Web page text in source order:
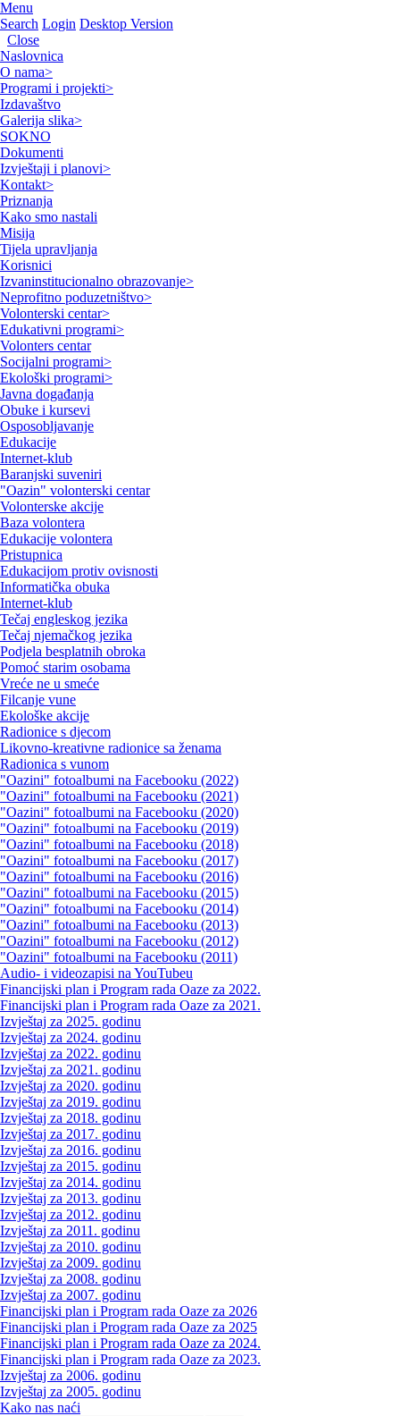
Menu
Search Login Desktop Version
Close
Naslovnica
O nama>
Programi i projekti>
Izdavaštvo
Galerija slika>
SOKNO
Dokumenti
Izvještaji i planovi>
Kontakt>
Priznanja
Kako smo nastali
Misija
Tijela upravljanja
Korisnici
Izvaninstitucionalno obrazovanje>
Neprofitno poduzetništvo>
Volonterski centar>
Edukativni programi>
Volonters centar
Socijalni programi>
Ekološki programi>
Javna događanja
Obuke i kursevi
Osposobljavanje
Edukacije
Internet-klub
Baranjski suveniri
"Oazin" volonterski centar
Volonterske akcije
Baza volontera
Edukacije volontera
Pristupnica
Edukacijom protiv ovisnosti
Informatička obuka
Internet-klub
Tečaj engleskog jezika
Tečaj njemačkog jezika
Podjela besplatnih obroka
Pomoć starim osobama
Vreće ne u smeće
Filcanje vune
Ekološke akcije
Radionice s djecom
Likovno-kreativne radionice sa ženama
Radionica s vunom
"Oazini" fotoalbumi na Facebooku (2022)
"Oazini" fotoalbumi na Facebooku (2021)
"Oazini" fotoalbumi na Facebooku (2020)
"Oazini" fotoalbumi na Facebooku (2019)
"Oazini" fotoalbumi na Facebooku (2018)
"Oazini" fotoalbumi na Facebooku (2017)
"Oazini" fotoalbumi na Facebooku (2016)
"Oazini" fotoalbumi na Facebooku (2015)
"Oazini" fotoalbumi na Facebooku (2014)
"Oazini" fotoalbumi na Facebooku (2013)
"Oazini" fotoalbumi na Facebooku (2012)
"Oazini" fotoalbumi na Facebooku (2011)
Audio- i videozapisi na YouTubeu
Financijski plan i Program rada Oaze za 2022.
Financijski plan i Program rada Oaze za 2021.
Izvještaj za 2025. godinu
Izvještaj za 2024. godinu
Izvještaj za 2022. godinu
Izvještaj za 2021. godinu
Izvještaj za 2020. godinu
Izvještaj za 2019. godinu
Izvještaj za 2018. godinu
Izvještaj za 2017. godinu
Izvještaj za 2016. godinu
Izvještaj za 2015. godinu
Izvještaj za 2014. godinu
Izvještaj za 2013. godinu
Izvještaj za 2012. godinu
Izvještaj za 2011. godinu
Izvještaj za 2010. godinu
Izvještaj za 2009. godinu
Izvještaj za 2008. godinu
Izvještaj za 2007. godinu
Financijski plan i Program rada Oaze za 2026
Financijski plan i Program rada Oaze za 2025
Financijski plan i Program rada Oaze za 2024.
Financijski plan i Program rada Oaze za 2023.
Izvještaj za 2006. godinu
Izvještaj za 2005. godinu
Kako nas naći